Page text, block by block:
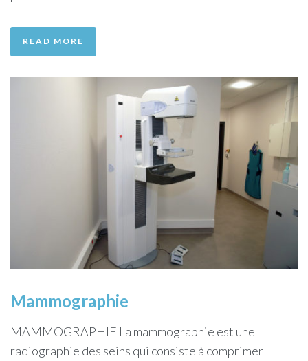
READ MORE
Mammographie
MAMMOGRAPHIE La mammographie est une
radiographie des seins qui consiste à comprimer